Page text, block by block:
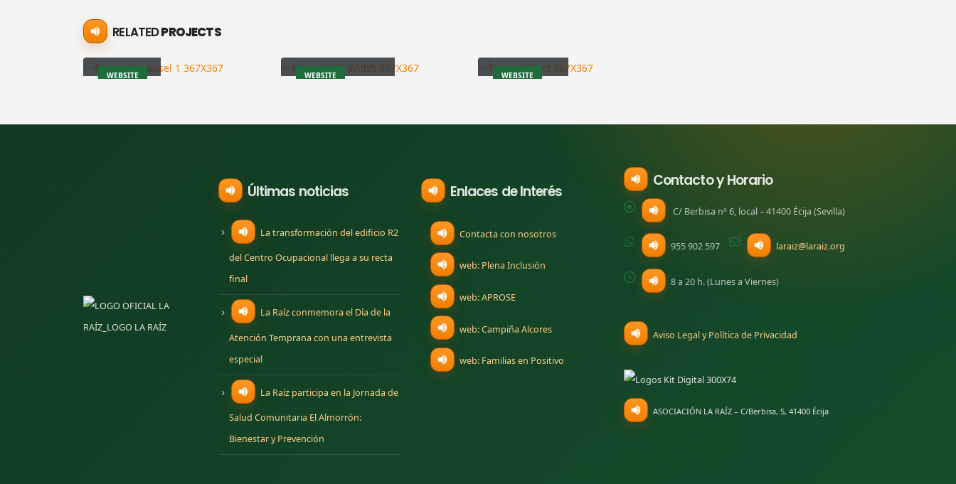
RELATEDPROJECTS
Carousel
WEBSITE WEBSITE WEBSITE
Últimas noticias
La transformación del edificio R2
del Centro Ocupacional llega a su recta
final
La Raíz conmemora el Día de la
Atención Temprana con una entrevista
especial
La Raíz participa en la Jornada de
Salud Comunitaria El Almorrón:
Bienestar y Prevención
Enlaces de Interés
Contacta con nosotros
web: Plena Inclusión
web: APROSE(se abre en una nueva pestana)
web: Campiña Alcores(se abre en una nueva pestana)
web: Familias en Positivo
Contacto y Horario
C/ Berbisa nº 6, local – 41400 Écija (Sevilla)
955 902 597 laraiz@laraiz.org
8 a 20 h. (Lunes a Viernes)
Aviso Legal y Política de Privacidad
ASOCIACIÓN LA RAÍZ – C/Berbisa, 5, 41400 Écija